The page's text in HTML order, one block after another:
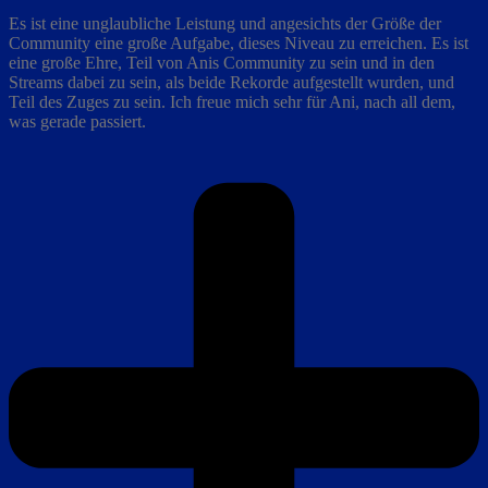
Es ist eine unglaubliche Leistung und angesichts der Größe der
Community eine große Aufgabe, dieses Niveau zu erreichen. Es ist
eine große Ehre, Teil von Anis Community zu sein und in den
Streams dabei zu sein, als beide Rekorde aufgestellt wurden, und
Teil des Zuges zu sein. Ich freue mich sehr für Ani, nach all dem,
was gerade passiert.